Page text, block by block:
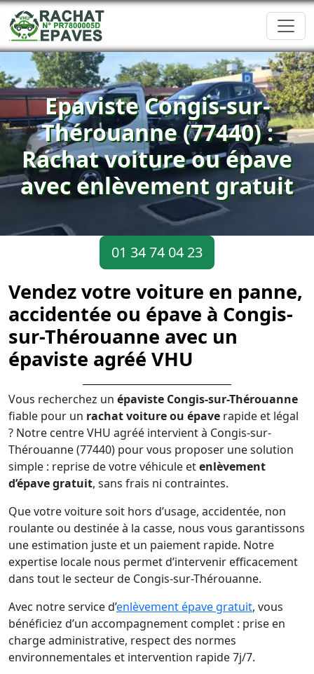
Epaviste Congis-sur-
Thérouanne (77440) :
Rachat voiture ou épave
avec enlèvement gratuit
01 34 74 04 23
Vendez votre voiture en panne,
accidentée ou épave à Congis-
sur-Thérouanne avec un
épaviste agréé VHU
Vous recherchez un épaviste Congis-sur-Thérouanne
fiable pour un rachat voiture ou épave rapide et légal
? Notre centre VHU agréé intervient à Congis-sur-
Thérouanne (77440) pour vous proposer une solution
simple : reprise de votre véhicule etenlèvement
d’épave gratuit, sans frais ni contraintes.
Que votre voiture soit hors d’usage, accidentée, non
roulante ou destinée à la casse, nous vous garantissons
une estimation juste et un paiement rapide. Notre
expertise locale nous permet d’intervenir efficacement
dans tout le secteur de Congis-sur-Thérouanne.
Avec notre service d’enlèvement épave gratuit, vous
bénéficiez d’un accompagnement complet : prise en
charge administrative, respect des normes
environnementales et intervention rapide 7j/7.